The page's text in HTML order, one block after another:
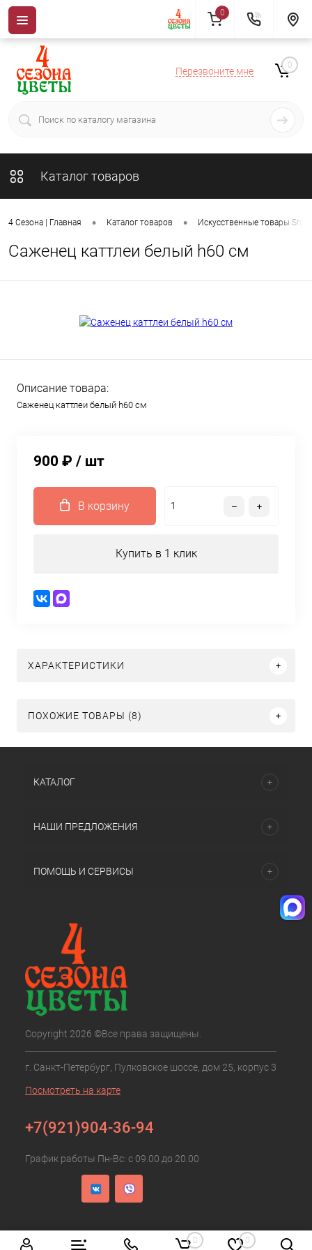
Перезвоните мне
0
Каталог товаров
4 Сезона | Главная • Каталог товаров • Искусственные товары
Саженец каттлеи белый h60 см
Описание товара:
Саженец каттлеи белый h60 см
900 ₽ / шт
В корзину
Купить в 1 клик
ХАРАКТЕРИСТИКИ
ПОХОЖИЕ ТОВАРЫ (8)
КАТАЛОГ
НАШИ ПРЕДЛОЖЕНИЯ
ПОМОЩЬ И СЕРВИСЫ
Copyright 2026 ©Все права защищены.
г. Санкт-Петербург, Пулковское шоссе, дом 25, корпус 3
Посмотреть на карте
+7(921)904-36-94
График работы Пн-Вс: с 09.00 до 20.00
0 0
0